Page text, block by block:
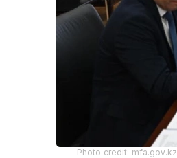
Photo credit: mfa.gov.kz